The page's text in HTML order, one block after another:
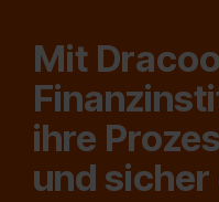
Mit
ihre
und